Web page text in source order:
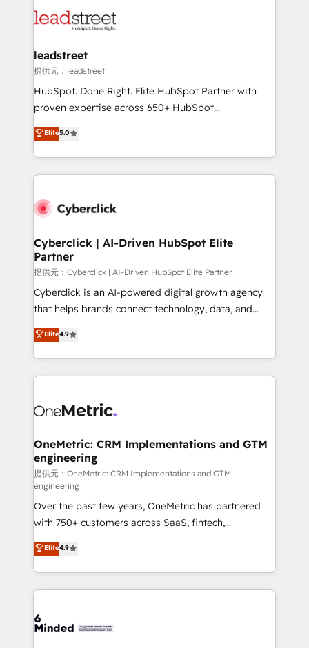
combine HubSpot, data, and AI to design connected
and technology for predictable, scalable revenue
growth. Our expertise spans RevOps, CRM and data
architecture, AI enablement, and strategic marketing,
delivered through our proprietary FLAIR framework
Partner and ISO 27001:2022 certified consultancy,
we blend strategy, creativity, and technology to help
leadstreet
提供元：leadstreet
HubSpot. Done Right. Elite HubSpot Partner with
proven expertise across 650+ HubSpot
implementations. With 12+ years of HubSpot
experience, we help you use the HubSpot platform
to its fullest capacity, improve your current HubSpot
website, or build your new one.
Elite5.0
Cyberclick | AI-Driven HubSpot Elite
Partner
提供元：Cyberclick | AI-Driven HubSpot Elite Partner
Cyberclick is an AI-powered digital growth agency
that helps brands connect technology, data, and
creativity to achieve measurable results. Founded in
Barcelona and operating across Spain, LATAM, and
the UK, we support global companies in building
smarter marketing, sales, and customer success
Iberia (Spain & Portugal), we combine human insight
growth. Our multidisciplinary team designs solutions
that simplify complexity, boost performance, and
turn innovation into real impact. 🌍 Highlights •
HubSpot Partner since 2012 • 2022 EMEA Impact
Award: Best Integration • 150+ successful HubSpot
projects • Clients in 30+ industries • Proprietary
technology for integrations • Multilingual team:
English, Spanish, Portuguese & Italian 👉 Grow
smarter with AI and HubSpot.
Elite4.9
OneMetric: CRM Implementations and GTM
engineering
提供元：OneMetric: CRM Implementations and GTM
engineering
Over the past few years, OneMetric has partnered
with 750+ customers across SaaS, fintech,
healthcare, real estate, and other industries. With
150+ HubSpot-certified experts, we deliver scalable
solutions to complex GTM and RevOps challenges.
Our Expertise 🔹 Onboarding & Implementation:
tailored to your GTM motion. 🔹 Migrations:
Elite4.9